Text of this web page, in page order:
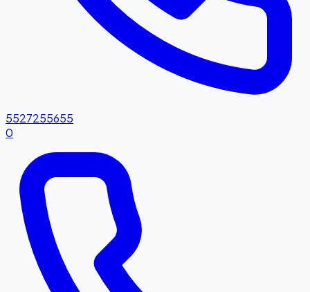
5527255655
0